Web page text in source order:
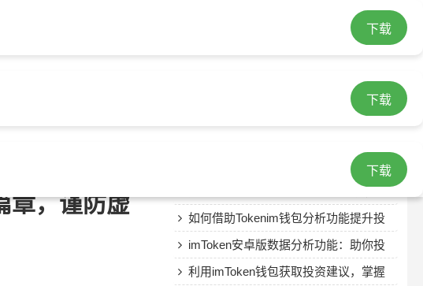
下载
下载
下载
章，谨防虚
获取imtoken官网最新下载链接的正确
保障信息准确安全，认准imtoken官网
使用imToken钱包遇问题？查看官网辅
网络年代妥善保管NFT资产很关键，im
钱包安卓版来助力
如何借助Tokenim钱包分析功能提升投
资洞察力与专业性？
imToken安卓版数据分析功能：助你投
资决策更理智，定制专属数据
利用imToken钱包获取投资建议，掌握